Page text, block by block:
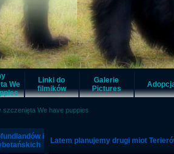
We
Linki do
filmików
Galerie
Pictures
szczenięta We have puppies
i
Latem planujemy drugi miot